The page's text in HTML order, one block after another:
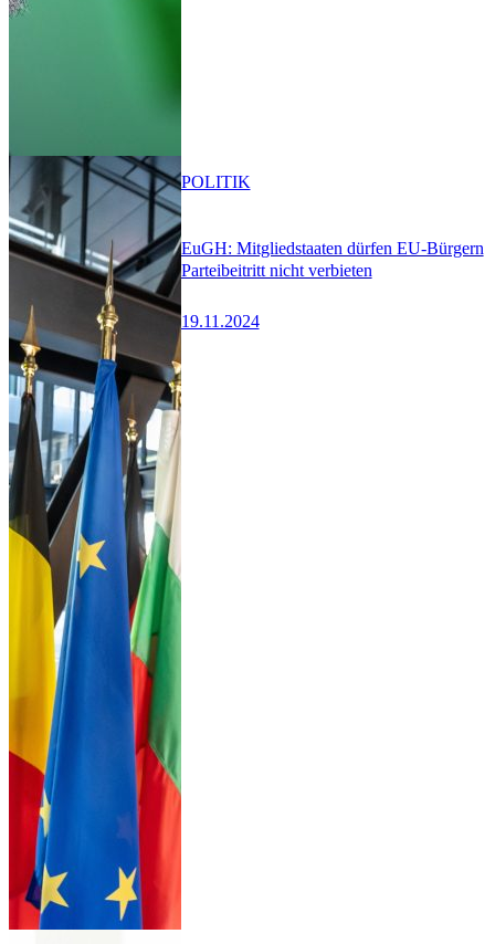
EuGH: Mitgliedstaaten dürfen EU-Bürgern
Parteibeitritt nicht verbieten
19.11.2024
POLITIK